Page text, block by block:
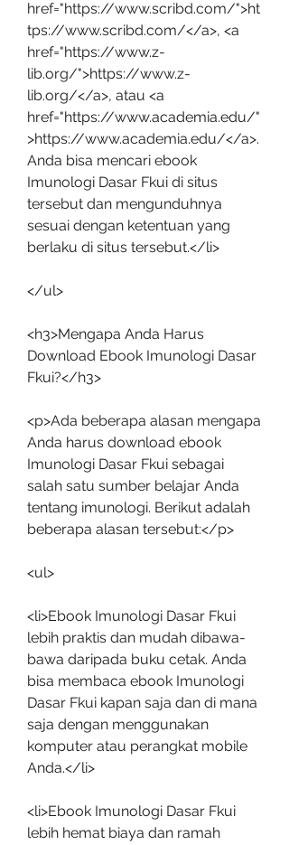
href="https://www.scribd.com/">ht
tps://www.scribd.com/</a>, <a
href="https://www.z-
lib.org/">https://www.z-
lib.org/</a>, atau <a
href="https://www.academia.edu/"
>https://www.academia.edu/</a>.
Anda bisa mencari ebook
Imunologi Dasar Fkui di situs
tersebut dan mengunduhnya
sesuai dengan ketentuan yang
berlaku di situs tersebut.</li>
</ul>
<h3>Mengapa Anda Harus
Download Ebook Imunologi Dasar
Fkui?</h3>
<p>Ada beberapa alasan mengapa
Anda harus download ebook
Imunologi Dasar Fkui sebagai
salah satu sumber belajar Anda
tentang imunologi. Berikut adalah
beberapa alasan tersebut:</p>
<ul>
<li>Ebook Imunologi Dasar Fkui
lebih praktis dan mudah dibawa-
bawa daripada buku cetak. Anda
bisa membaca ebook Imunologi
Dasar Fkui kapan saja dan di mana
saja dengan menggunakan
komputer atau perangkat mobile
Anda.</li>
<li>Ebook Imunologi Dasar Fkui
lebih hemat biaya dan ramah